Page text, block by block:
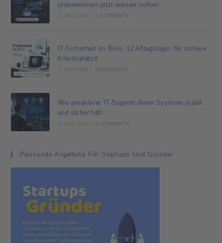
Unternehmen jetzt wissen sollten
6. JULI 2026 0 COMMENTS
IT-Sicherheit im Büro: 12 Alltagstipps für sichere
Arbeitsplätze
3. JULI 2026 2 COMMENTS
Wie proaktiver IT-Support deine Systeme stabil
und sicher hält
3. JUNI 2026 0 COMMENTS
Passende Angebote Für Startups Und Gründer